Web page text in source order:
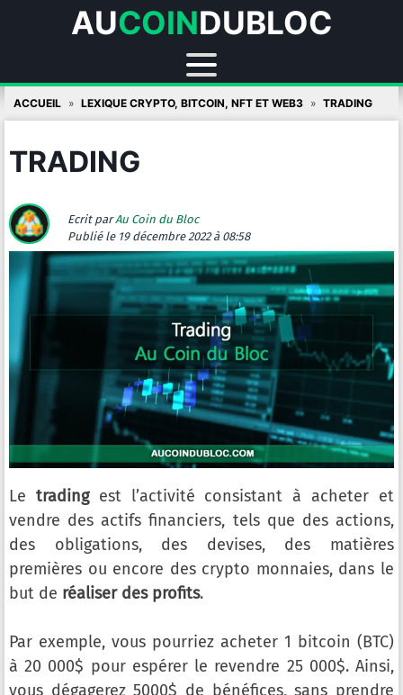
AUCOINDUBLOC
Skip
to
ACCUEIL LEXIQUE CRYPTO, BITCOIN, NFT ET WEB3 TRADING
TRADING
Ecrit parAu Coin du Bloc
Publié le 19 décembre 2022 à 08:58
Le trading est l’activité consistant à acheter et
vendre des actifs financiers, tels que des actions,
des obligations, des devises, des matières
premières ou encore des crypto monnaies, dans le
but de réaliser des profits.
Par exemple, vous pourriez acheter 1 bitcoin (BTC)
à 20 000$ pour espérer le revendre 25 000$. Ainsi,
vous dégagerez 5000$ de bénéfices, sans prendre